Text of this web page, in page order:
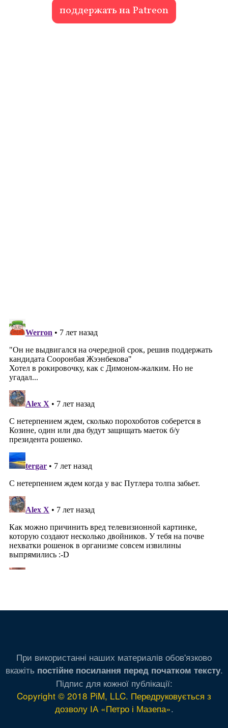
поддержать на Patreon
При використанні наших материалів обов'язково
вкажіть постійне посилання перед початком тексту.
Підпис для кожної публікації:
Copyright © 2018 PiM, LLC. Передруковується з
дозволу ІА «Петро і Мазепа».